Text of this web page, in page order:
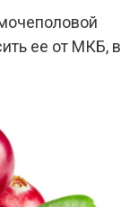
ее от МКБ, в